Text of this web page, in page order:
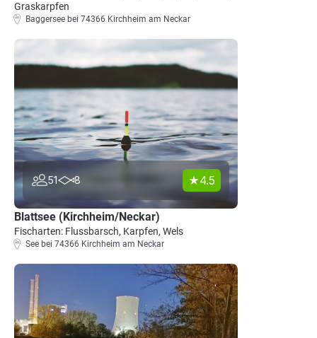
Graskarpfen
Baggersee bei 74366 Kirchheim am Neckar
51 8 4.5
Blattsee (Kirchheim/Neckar)
Fischarten: Flussbarsch, Karpfen, Wels
See bei 74366 Kirchheim am Neckar